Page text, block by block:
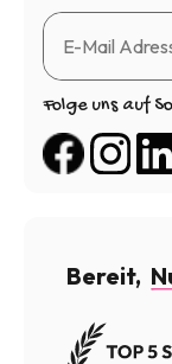
Folge uns auf
Bereit,